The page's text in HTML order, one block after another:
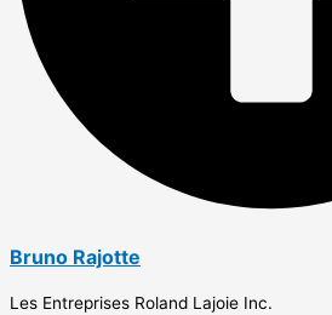
Bruno Rajotte
Les Entreprises Roland Lajoie Inc.